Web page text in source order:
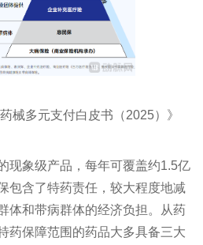
械多元支付白皮书（2025）》
现象级产品，每年可覆盖约1.5亿
包含了特药责任，较大程度地减
体和带病群体的经济负担。从药
药保障范围的药品大多具备三大